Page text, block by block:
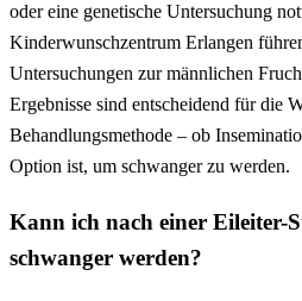
oder eine genetische Untersuchung
Kinderwunschzentrum Erlangen
Untersuchungen zur männlichen
Ergebnisse sind entscheidend für die
Behandlungsmethode – ob
Option ist, um schwanger zu werden.
Kann ich nach einer Eileiter-
schwanger werden?